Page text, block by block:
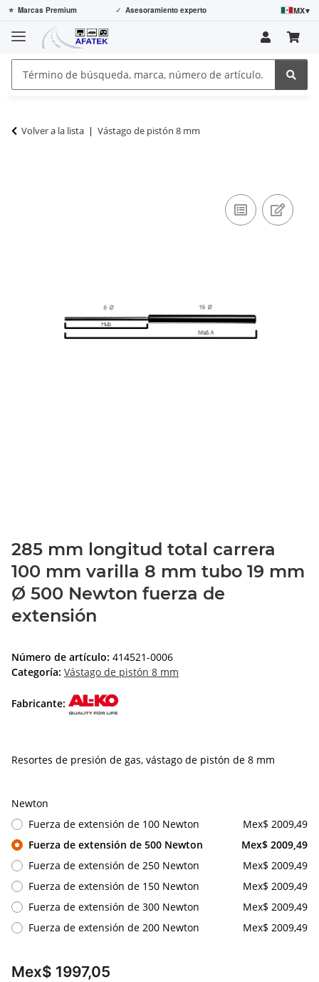
⭐ Marcas Premium ✓ Asesoramiento experto MX▾
Volver a la lista Vástago de pistón 8 mm
285 mm longitud total carrera
100 mm varilla 8 mm tubo 19 mm
Ø 500 Newton fuerza de
extensión
Número de artículo: 414521-0006
Categoría: Vástago de pistón 8 mm
Fabricante:
Resortes de presión de gas, vástago de pistón de 8 mm
Newton
Fuerza de extensión de 100 Newton
Mex$ 2009,49
Fuerza de extensión de 500 Newton
Mex$ 2009,49
Fuerza de extensión de 250 Newton
Mex$ 2009,49
Fuerza de extensión de 150 Newton
Mex$ 2009,49
Fuerza de extensión de 300 Newton
Mex$ 2009,49
Fuerza de extensión de 200 Newton
Mex$ 2009,49
Mex$ 1997,05